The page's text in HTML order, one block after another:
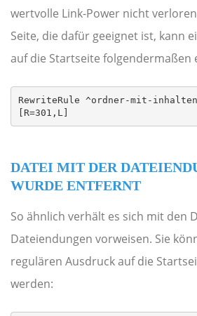
wertvolle Link-Power nicht
Seite, die dafür geeignet ist, kann
auf die Startseite folgendermaßen
RewriteRule ^ordner-mit-
[R=301,L]
DATEI MIT DER
WURDE ENTFERNT
So ähnlich verhält es sich mit den
Dateiendungen vorweisen. Sie
regulären Ausdruck auf die
werden: